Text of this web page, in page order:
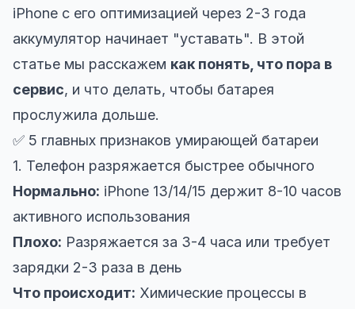
iPhone с его оптимизацией через 2-3 года
аккумулятор начинает "уставать". В этой
статье мы расскажем как понять, что пора в
сервис, и что делать, чтобы батарея
прослужила дольше.
✅ 5 главных признаков умирающей батареи
1. Телефон разряжается быстрее обычного
Нормально: iPhone 13/14/15 держит 8-10 часов
активного использования
Плохо: Разряжается за 3-4 часа или требует
зарядки 2-3 раза в день
Что происходит: Химические процессы в